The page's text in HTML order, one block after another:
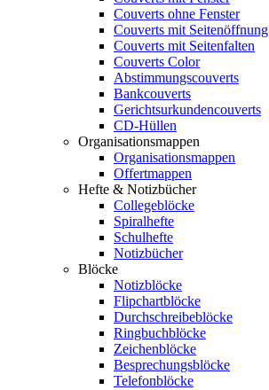
Couverts ohne Fenster
Couverts mit Seitenöffnung
Couverts mit Seitenfalten
Couverts Color
Abstimmungscouverts
Bankcouverts
Gerichtsurkundencouverts
CD-Hüllen
Organisationsmappen
Organisationsmappen
Offertmappen
Hefte & Notizbücher
Collegeblöcke
Spiralhefte
Schulhefte
Notizbücher
Blöcke
Notizblöcke
Flipchartblöcke
Durchschreibeblöcke
Ringbuchblöcke
Zeichenblöcke
Besprechungsblöcke
Telefonblöcke